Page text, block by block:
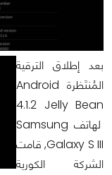
بعد إطلاق الترقية
المُنتَظرة Android
4.1.2 Jelly Bean
لهاتف Samsung
Galaxy S III, قامت
الشركة الكورية